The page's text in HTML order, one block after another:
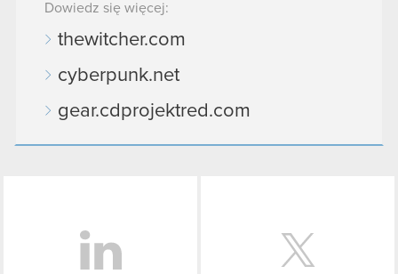
Dowiedz się więcej:
thewitcher.com
cyberpunk.net
gear.cdprojektred.com